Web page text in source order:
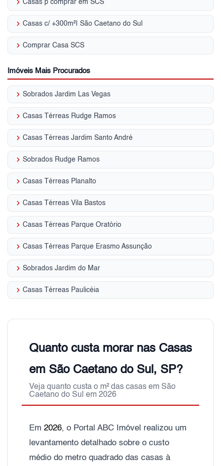
Casas p comprar em SCS
keyboard_arrow_right Casas c/ +300m²| São Caetano do Sul
keyboard_arrow_right Comprar Casa SCS
Imóveis Mais Procurados
keyboard_arrow_right Sobrados Jardim Las Vegas
keyboard_arrow_right Casas Térreas Rudge Ramos
keyboard_arrow_right Casas Térreas Jardim Santo André
keyboard_arrow_right Sobrados Rudge Ramos
keyboard_arrow_right Casas Térreas Planalto
keyboard_arrow_right Casas Térreas Vila Bastos
keyboard_arrow_right Casas Térreas Parque Oratório
keyboard_arrow_right Casas Térreas Parque Erasmo Assunção
keyboard_arrow_right Sobrados Jardim do Mar
keyboard_arrow_right Casas Térreas Paulicéia
Quanto custa morar nas Casas
em São Caetano do Sul, SP?
Veja quanto custa o m² das casas em São
Caetano do Sul em 2026
Em 2026, o Portal ABC Imóvel realizou um
levantamento detalhado sobre o custo
médio do metro quadrado das casas à